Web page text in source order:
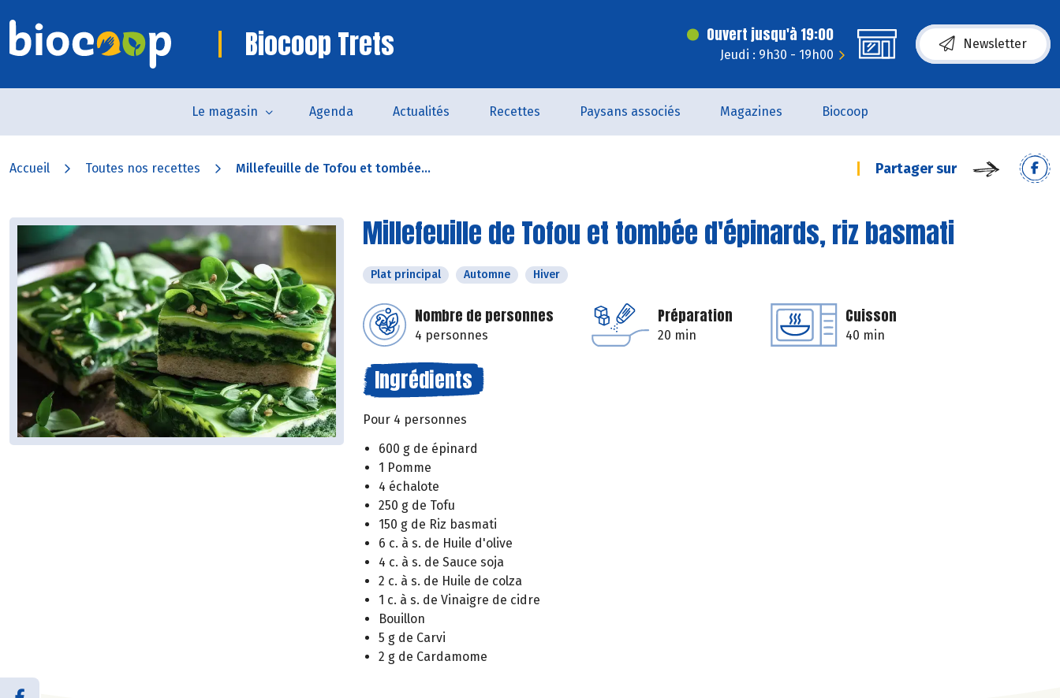
Biocoop Trets Ouvert jusqu'à 19:00
Jeudi : 9h30 - 19h00
Newsletter
Le magasin Agenda Actualités Recettes Paysans associés Magazines Biocoop
Accueil Toutes nos recettes Millefeuille de Tofou et tombée... Partager sur
Millefeuille de Tofou et tombée d'épinards, riz basmati
Plat principal Automne Hiver
Nombre de personnes
4 personnes
Préparation
20 min
Cuisson
40 min
Ingrédients
Pour 4 personnes
600 g de épinard
1 Pomme
4 échalote
250 g de Tofu
150 g de Riz basmati
6 c. à s. de Huile d'olive
4 c. à s. de Sauce soja
2 c. à s. de Huile de colza
1 c. à s. de Vinaigre de cidre
Bouillon
5 g de Carvi
2 g de Cardamome